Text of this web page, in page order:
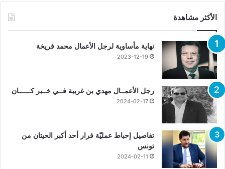
الأكثر مشاهدة
نهاية مأساوية لرجل الأعمال محمد فريخة
2023-12-19
رجل الأعمــال مهدي بن غربية فــي خــبر كــــــان
2024-02-17
تفاصيل إحباط عمليّة فرار أحد أكبر الحيتان من
تونس
2024-02-11